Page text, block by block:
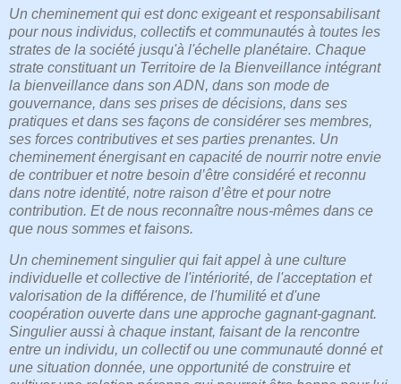
Un cheminement qui est donc exigeant et responsabilisant
pour nous individus, collectifs et communautés à toutes les
strates de la société jusqu'à l'échelle planétaire. Chaque
strate constituant un Territoire de la Bienveillance intégrant
la bienveillance dans son ADN, dans son mode de
gouvernance, dans ses prises de décisions, dans ses
pratiques et dans ses façons de considérer ses membres,
ses forces contributives et ses parties prenantes. Un
cheminement énergisant en capacité de nourrir notre envie
de contribuer et notre besoin d’être considéré et reconnu
dans notre identité, notre raison d’être et pour notre
contribution. Et de nous reconnaître nous-mêmes dans ce
que nous sommes et faisons.
Un cheminement singulier qui fait appel à une culture
individuelle et collective de l'intériorité, de l'acceptation et
valorisation de la différence, de l'humilité et d'une
coopération ouverte dans une approche gagnant-gagnant.
Singulier aussi à chaque instant, faisant de la rencontre
entre un individu, un collectif ou une communauté donné et
une situation donnée, une opportunité de construire et